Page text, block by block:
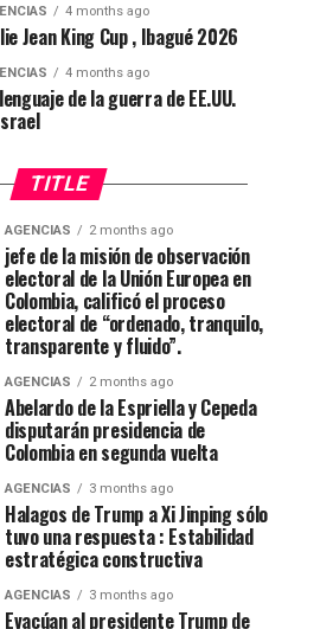
4 months ago
Jean King Cup , Ibagué 2026
4 months ago
de la guerra de EE.UU.
TITLE
AGENCIAS 2 months ago
jefe de la misión de observación
electoral de la Unión Europea en
Colombia, calificó el proceso
electoral de “ordenado, tranquilo,
transparente y fluido”.
AGENCIAS 2 months ago
Abelardo de la Espriella y Cepeda
disputarán presidencia de
Colombia en segunda vuelta
AGENCIAS 3 months ago
Halagos de Trump a Xi Jinping sólo
tuvo una respuesta : Estabilidad
estratégica constructiva
AGENCIAS 3 months ago
Evacúan al presidente Trump de